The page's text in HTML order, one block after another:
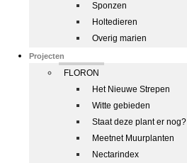
Sponzen
Holtedieren
Overig marien
Projecten
FLORON
Het Nieuwe Strepen
Witte gebieden
Staat deze plant er nog?
Meetnet Muurplanten
Nectarindex